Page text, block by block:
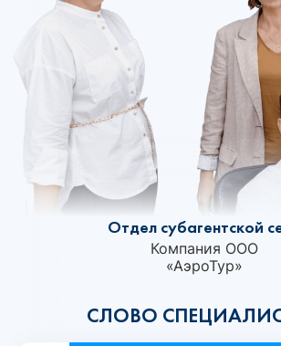
СЛОВО
Отдел субагентской
Компания ООО
«АэроТур»